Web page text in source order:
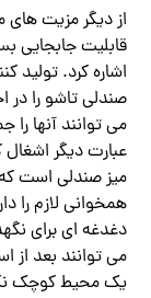
از دیگر مزیت‌ های
قابلیت جابجایی
اشاره کرد. تولید
صندلی تاشو را در
می‌ توانند آنها
عبارت دیگر
میز صندلی است که
همخوانی لازم را
دغدغه‌ ای برای
می‌ توانند بعد از
یک محیط کوچک